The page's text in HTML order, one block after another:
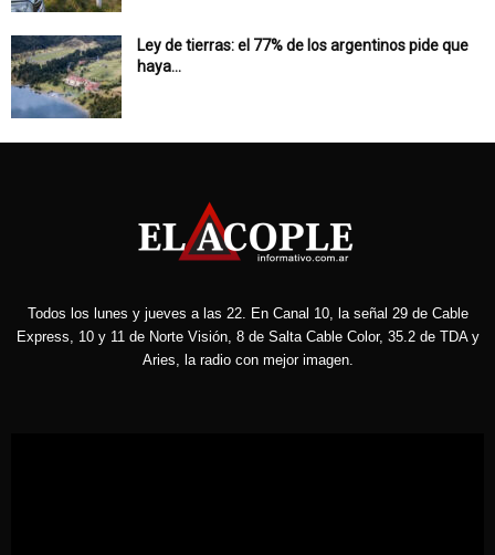
Ley de tierras: el 77% de los argentinos pide que
haya...
Todos los lunes y jueves a las 22. En Canal 10, la señal 29 de Cable
Express, 10 y 11 de Norte Visión, 8 de Salta Cable Color, 35.2 de TDA y
Aries, la radio con mejor imagen.